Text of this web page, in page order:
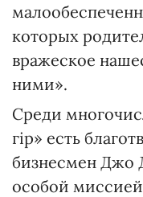
которых
вражеское
ними».
Среди
гір» есть
бизнесмен Джо
особой